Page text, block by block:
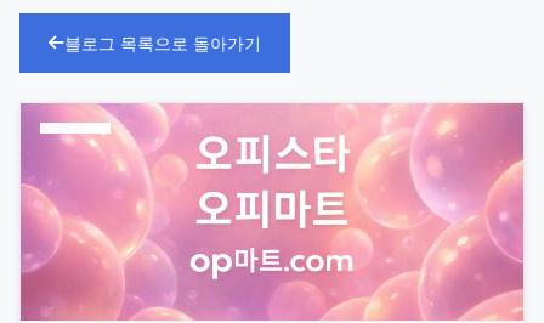
블로그 목록으로 돌아가기